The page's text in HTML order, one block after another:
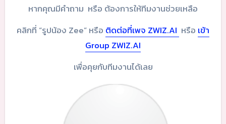
หากคุณมีคำถาม หรือ ต้องการให้ทีมงานช่วยเหลือ
คลิกที่ “รูปน้อง Zee” หรือ ติดต่อที่เพจ ZWIZ.AI หรือ เข้า
Group ZWIZ.AI
เพื่อคุยกับทีมงานได้เลย